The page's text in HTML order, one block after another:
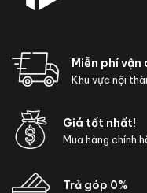
Miễn phí vận
Khu vực nội
Giá tốt nhất!
Mua hàng chính
Trả góp 0%